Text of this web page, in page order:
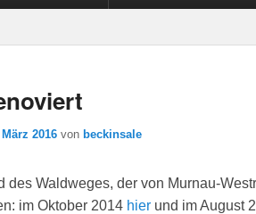
2016 von beckinsale
des Waldweges, der von Murnau-
im Oktober 2014 hier und im August